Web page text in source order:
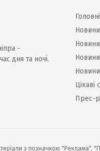
-
дня та ночі.
Цікаві
Прес-
з позначкою "Реклама",